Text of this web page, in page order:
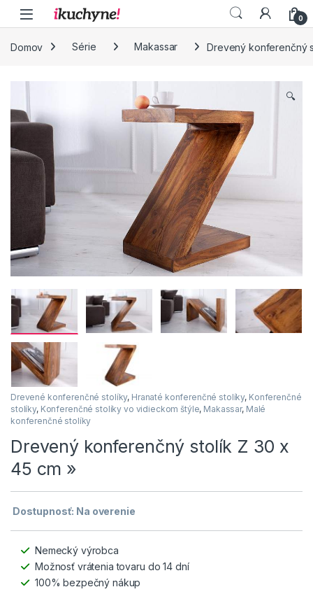
Skip to navigation
Skip to content
0
Domov Série Makassar Drevený konferenčný
🔍
Drevené konferenčné stolíky, Hranaté konferenčné stolíky, Konferenčné
stolíky, Konferenčné stolíky vo vidieckom štýle, Makassar, Malé
konferenčné stolíky
Drevený konferenčný stolík Z 30 x
45 cm »
Dostupnosť: Na overenie
Nemecký výrobca
Možnosť vrátenia tovaru do 14 dní
100% bezpečný nákup